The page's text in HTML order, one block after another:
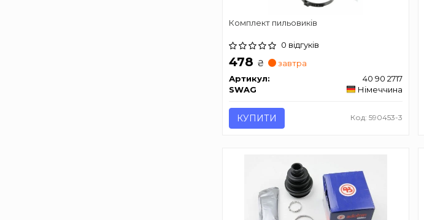
Комплект пильовиків
0 відгуків
478 ₴
завтра
Артикул:
40 90 2717
SWAG
Німеччина
КУПИТИ Код: 590453-3